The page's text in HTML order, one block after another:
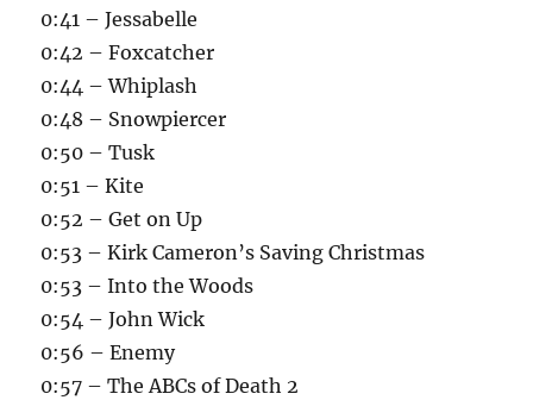
0:41 – Jessabelle
0:42 – Foxcatcher
0:44 – Whiplash
0:48 – Snowpiercer
0:50 – Tusk
0:51 – Kite
0:52 – Get on Up
0:53 – Kirk Cameron’s Saving Christmas
0:53 – Into the Woods
0:54 – John Wick
0:56 – Enemy
0:57 – The ABCs of Death 2